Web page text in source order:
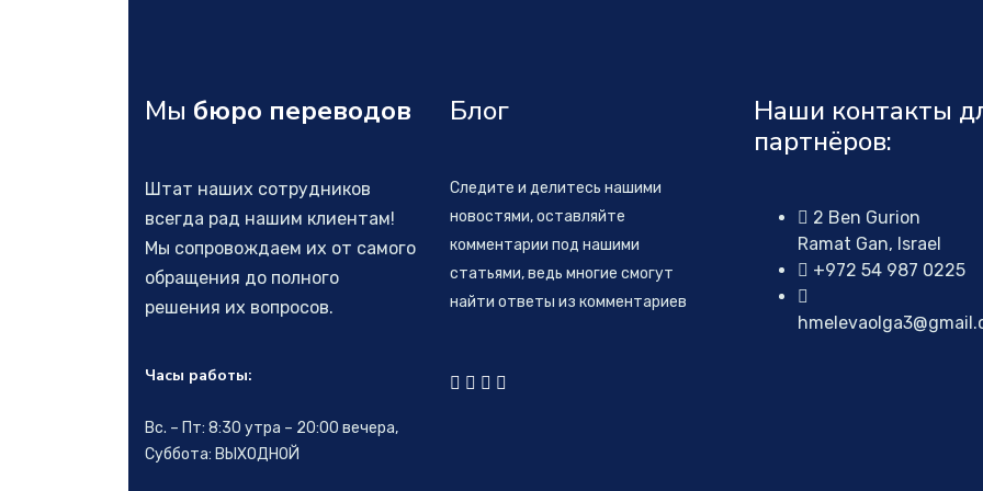
Мы бюро переводов
Штат наших сотрудников
всегда рад нашим клиентам!
Мы сопровождаем их от самого
обращения до полного
решения их вопросов.
Часы работы:
Вс. – Пт: 8:30 утра – 20:00 вечера,
Суббота: ВЫХОДНОЙ
Блог
Следите и делитесь нашими
новостями, оставляйте
комментарии под нашими
статьями, ведь многие смогут
найти ответы из комментариев
Наши контакты
партнёров:
2 Ben Gurion
Ramat Gan, Israel
+972 54 987 0225